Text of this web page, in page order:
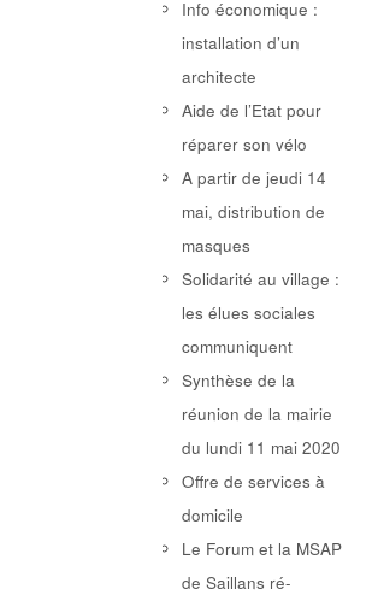
Info économique :
installation d’un
architecte
Aide de l’Etat pour
réparer son vélo
A partir de jeudi 14
mai, distribution de
masques
Solidarité au village :
les élues sociales
communiquent
Synthèse de la
réunion de la mairie
du lundi 11 mai 2020
Offre de services à
domicile
Le Forum et la MSAP
de Saillans ré-